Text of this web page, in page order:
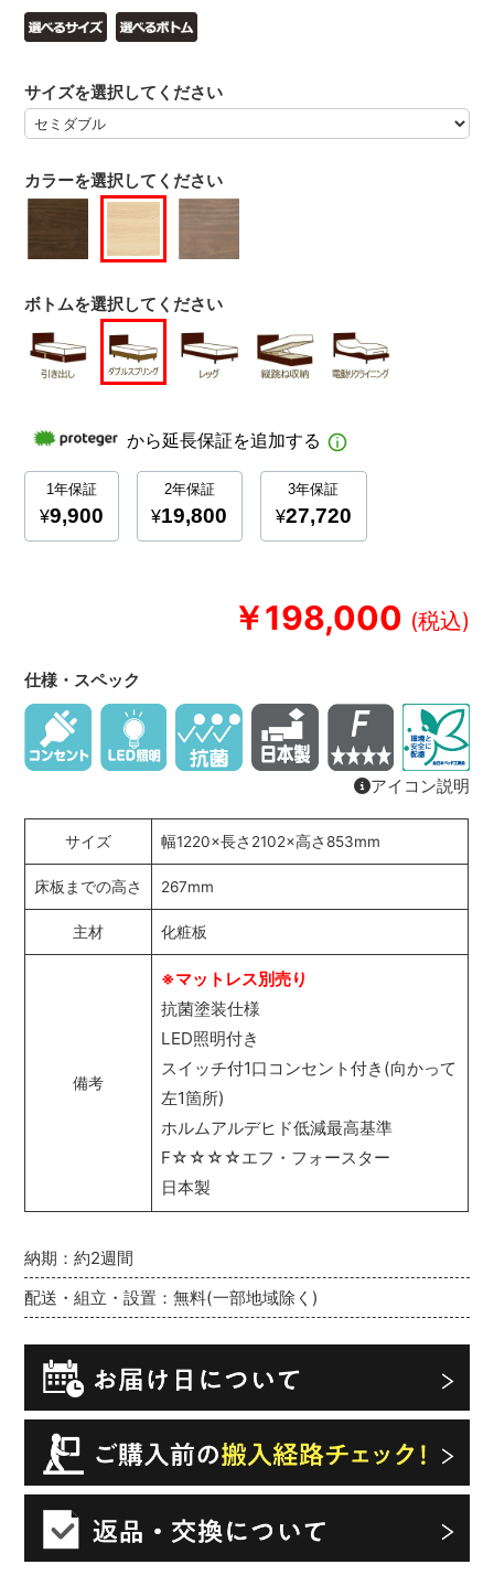
￥198,000
納期：約2週間
配送・組立・設置：無料(一部地域除く)
カラーを選択してください
サイズを選択してください
ボトムを選択してください
仕様・スペック
アイコン説明
サイズ 幅1220×長さ2102×高さ853mm
床板までの高さ 267mm
主材 化粧板
備考
※マットレス別売り
抗菌塗装仕様
LED照明付き
スイッチ付1口コンセント付き(向かって
左1箇所)
ホルムアルデヒド低減最高基準
F☆☆☆☆エフ・フォースター
日本製